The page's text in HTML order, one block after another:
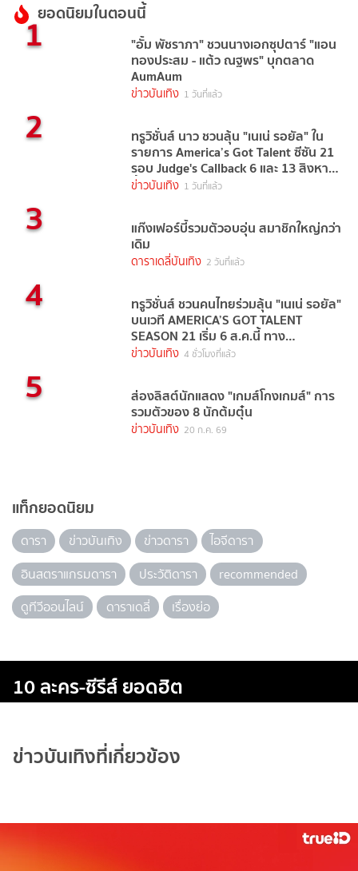
ยอดนิยมในตอนนี้
1 "อั้ม พัชราภา" ชวนนางเอกซุปตาร์ "แอน
ทองประสม - แต้ว ณฐพร" บุกตลาด
AumAum
ข่าวบันเทิง 1 วันที่แล้ว
2 ทรูวิชั่นส์ นาว ชวนลุ้น "เนเน่ รอยัล" ใน
รายการ America’s Got Talent ซีซัน 21
รอบ Judge's Callback 6 และ 13 สิงหาคม
นี้
ข่าวบันเทิง 1 วันที่แล้ว
3 แก๊งเฟอร์บี้รวมตัวอบอุ่น สมาชิกใหญ่กว่า
เดิม
ดาราเดลี่บันเทิง 2 วันที่แล้ว
4 ทรูวิชั่นส์ ชวนคนไทยร่วมลุ้น "เนเน่ รอยัล"
บนเวที AMERICA’S GOT TALENT
SEASON 21 เริ่ม 6 ส.ค.นี้ ทาง
TrueVisions NOW
ข่าวบันเทิง 4 ชั่วโมงที่แล้ว
5 ส่องลิสต์นักแสดง "เกมส์โกงเกมส์" การ
รวมตัวของ 8 นักต้มตุ๋น
ข่าวบันเทิง 20 ก.ค. 69
แท็กยอดนิยม
ดารา ข่าวบันเทิง ข่าวดารา
ไอจีดารา
อินสตราแกรมดารา
ประวัติดารา
recommended
ดูทีวีออนไลน์
ดาราเดลี่ เรื่องย่อ
10 ละคร-ซีรีส์ ยอดฮิต
ข่าวบันเทิงที่เกี่ยวข้อง